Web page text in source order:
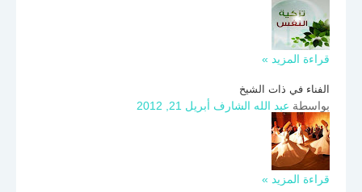
قراءة المزيد »
الفناء في ذات الشيخ
بواسطة عبد الله الشارف أبريل 21, 2012
قراءة المزيد »